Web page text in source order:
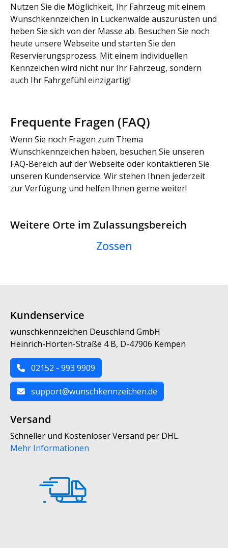
Nutzen Sie die Möglichkeit, Ihr Fahrzeug mit einem
Wunschkennzeichen in Luckenwalde auszurüsten und
heben Sie sich von der Masse ab. Besuchen Sie noch
heute unsere Webseite und starten Sie den
Reservierungsprozess. Mit einem individuellen
Kennzeichen wird nicht nur Ihr Fahrzeug, sondern
auch Ihr Fahrgefühl einzigartig!
Frequente Fragen (FAQ)
Wenn Sie noch Fragen zum Thema
Wunschkennzeichen haben, besuchen Sie unseren
FAQ-Bereich auf der Webseite oder kontaktieren Sie
unseren Kundenservice. Wir stehen Ihnen jederzeit
zur Verfügung und helfen Ihnen gerne weiter!
Weitere Orte im Zulassungsbereich
Zossen
Kundenservice
wunschkennzeichen Deuschland GmbH
Heinrich-Horten-Straße 4 B, D-47906 Kempen
02152 - 993 9909
support@wunschkennzeichen.de
Versand
Schneller und Kostenloser Versand per DHL.
Mehr Informationen